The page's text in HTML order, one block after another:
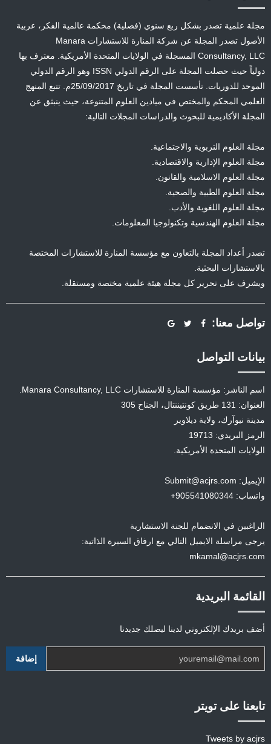
مجلة علمية تصدر بشكل ربع سنوي (فصلية) محكمة عالمية الفكر، عربية
الأصول تصدر المجلة عن شركة المنارة للاستشارات Manara
Consultancy, LLC المسجلة في الولايات المتحدة الأمريكية. معترف بها
دولياً حيث حصلت المجلة على الرقم الدولي ISSN وهو الرقم الدولي
الموحد للدوريات. تأسست المجلة في تاريخ 25/09/2017م. تتبع المنهج
العلمي المحكم والمختص في ميادين العلوم المتنوعة، حيث ينبثق عن
المجلة الأكاديمية للبحوث والدراسات المجلات التالية:
مجلة العلوم التربوية والاجتماعية.
مجلة العلوم الإدارية والاقتصادية.
مجلة العلوم الاسلامية والقانون.
مجلة العلوم الطبية والصحية.
مجلة العلوم اللغوية والأدب.
مجلة العلوم الهندسية وتكنولوجيا المعلومات.
تصدر أعداد المجلة بالتعاون مع مؤسسة المنارة للاستشارات المختصة
بالاستشارات البحثية.
ويشرف على تحرير كل مجلة هيئة علمية مختصة ومستقلة.
تواصل معنا:
بيانات التواصل
اسم الناشر: مؤسسة المنارة للاستشارات Manara Consultancy, LLC.
العنوان: 131 طريق كونتيننتال، الجناح 305
مدينة نيوآرك، ولاية ديلاوير
الرمز البريدي: 19713
الولايات المتحدة الأمريكية.
الإيميل: Submit@acjrs.com
واتساب: 905541080344+
الراغبين في الانضمام للجنة الاستشارية
يرجى مراسلة الايميل التالي مع ارفاق السيرة الذاتية:
mkamal@acjrs.com
القائمة البريدية
أضف بريدك الإلكتروني لدينا ليصلك جديدنا
تابعنا على تويتر
Tweets by acjrs